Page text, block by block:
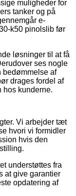
muligheder for
tanker og på
e-
k50 pinolslib før
løsninger til at få
ses nogle
bedømmelse af
drages fordel af
hos kunderne.
Vi arbejder tæt
hvori vi formidler
hvis den
understøttes fra
at give garantier
opdatering af